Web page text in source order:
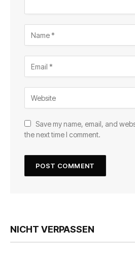
Save my name, email, and
the next time I comment.
NICHT VERPASSEN